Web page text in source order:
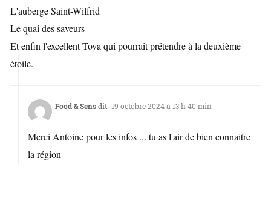
L'auberge Saint-Wilfrid
Le quai des saveurs
Et enfin l'excellent Toya qui pourrait prétendre à la deuxième
étoile.
Food & Sens dit: 19 octobre 2024 à 13 h 40 min
Merci Antoine pour les infos ... tu as l'air de bien connaitre
la région